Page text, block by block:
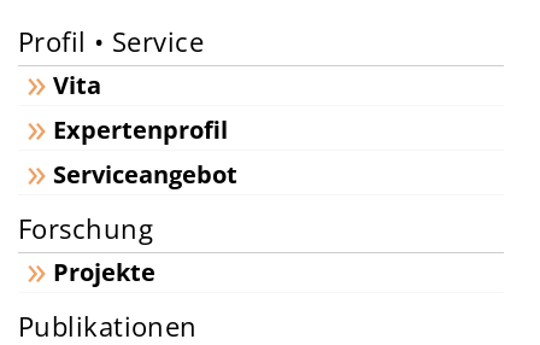
Profil • Service
Vita
Expertenprofil
Serviceangebot
Forschung
Projekte
Publikationen